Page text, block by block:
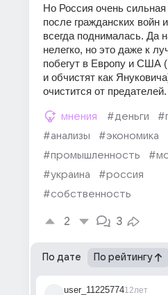
Но Россия очень
после гражданских войн
всегда поднималась. Да
нелегко, но это даже к
побегут в Европу и США
и обчистят как
очистится от предателей.
мнения #деньги
#анализы
#экономика
#промышленность
#украина
#россия
#собственность
2 3
По дате По рейтингу
user_1122577412лет